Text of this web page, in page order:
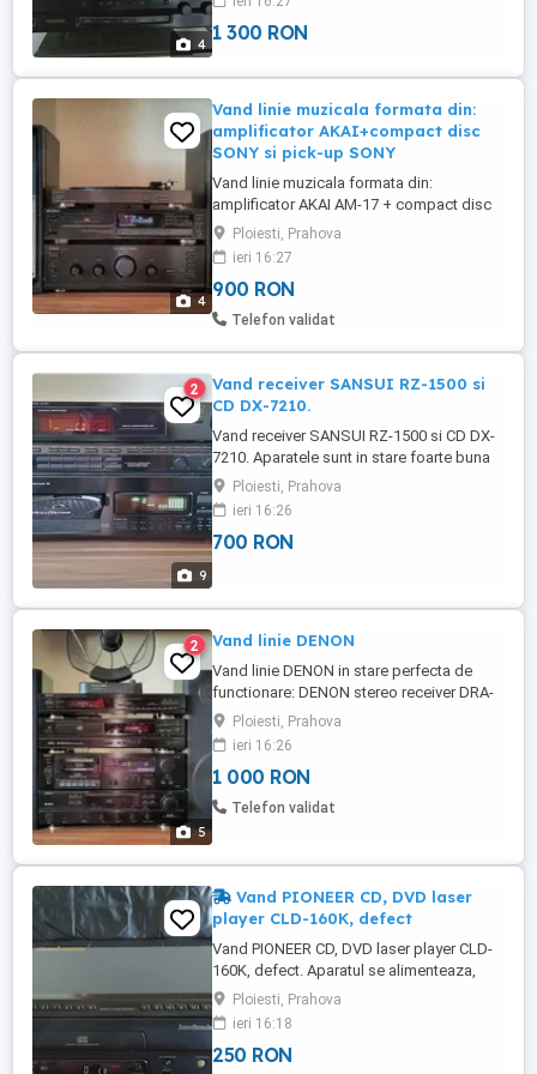
4
5.1 - RZ-6100AV Putere 2x100W (stereo)
Putere 5.1 - 2x65W(front), 1x50W(center),
155 mm Greutate 10 Kg. Pret ...
1 300 RON
4
Vand linie muzicala formata din:
amplificator AKAI+compact disc
SONY si pick-up SONY
Vand linie muzicala formata din:
amplificator AKAI AM-17 + compact disc
SONY - CDP590 si picK-up SONY PS-D707
Toate aparatele sunt functionale.
Specificatii tehnice: Amplificator AKAI AM-
17 Power output: 35 watts per channel into
8 (stereo) Frequency response: 20Hz to
Ploiesti, Prahova
ieri 16:27
900 RON
Telefon validat
9
2
Vand receiver SANSUI RZ-1500 si
CD DX-7210.
Vand receiver SANSUI RZ-1500 si CD DX-
7210. Aparatele sunt in stare foarte buna
si in stare perfecta de functionare.
Specificatii: RECEIVER RZ-1500 Power
Output : 38 watts per channel into 8 ohms
Minimum RMS both channels driven from
Ploiesti, Prahova
ieri 16:26
700 RON
5
2 Vand linie DENON
Vand linie DENON in stare perfecta de
functionare: DENON stereo receiver DRA-
365RD Nominal power DIN: 62 W + 62 W
(4 Ohm 1kHz) 48 W + 48 W (8 Ohm 1KHz)
Connections: CD Phono Video 2 x Tape
Chinch input. Frequency response: 20Hz
to 50kHz Total harmonic distortion: 0.05%
Ploiesti, Prahova
ieri 16:26
1 000 RON
Telefon validat
Vand PIONEER CD, DVD laser
player CLD-160K, defect
Vand PIONEER CD, DVD laser player CLD-
160K, defect. Aparatul se alimenteaza,
comenzile se afiseaza pe ecran, sertarul
laser disc gliseaza perfect, dar nu citeste
discul. Specifications: Compatible with
NTSC LDs Compatible with PAL LDs
Ploiesti, Prahova
ieri 16:18
250 RON